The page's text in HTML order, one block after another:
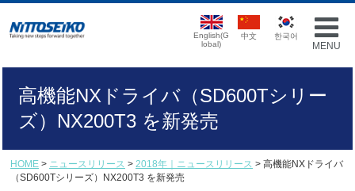
MENU
English(G
lobal)
中文 한국어
高機能NXドライバ（SD600Tシリー
ズ）NX200T3 を新発売
HOME > ニュースリリース > 2018年｜ニュースリリース > 高機能NXドライバ
（SD600Tシリーズ）NX200T3 を新発売